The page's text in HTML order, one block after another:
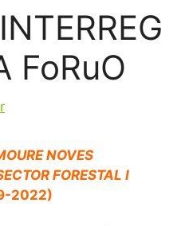
FoRuO
NOVES
FORESTAL I
2022)